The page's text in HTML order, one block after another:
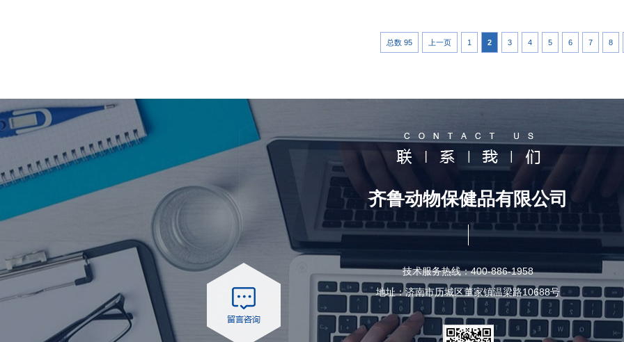
总数 95 上一页 1 2 3 4 5 6 7 8
齐鲁动物保健品有限公司
技术服务热线：400-886-1958
地址：济南市历城区董家镇温梁路10688号